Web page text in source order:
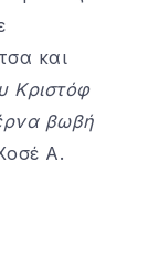
και
Κριστόφ
βωβή
Α.